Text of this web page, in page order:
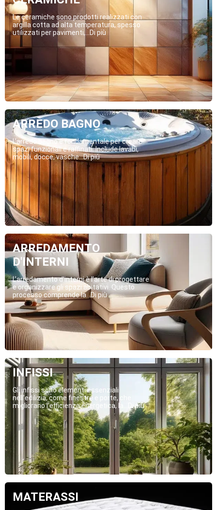
Le ceramiche sono prodotti realizzati con
argilla cotta ad alta temperatura, spesso
utilizzati per pavimenti,...Di più
ARREDO BAGNO
L’arredo bagno è fondamentale per creare
spazi funzionali e raffinati. Include lavabi,
mobili, docce, vasche...Di più
ARREDAMENTO
D'INTERNI
L’arredamento d’interni è l’arte di progettare
e organizzare gli spazi abitativi. Questo
processo comprende la...Di più
INFISSI
Gli infissi sono elementi essenziali
nell’edilizia, come finestre e porte, che
migliorano l’efficienza energetica, la...Di più
MATERASSI